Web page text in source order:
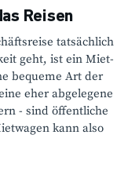
Reisen
tatsäch­lich
geht, ist ein Miet­
bequeme Art der
eher abge­le­gene
- sind öffent­liche
kann also